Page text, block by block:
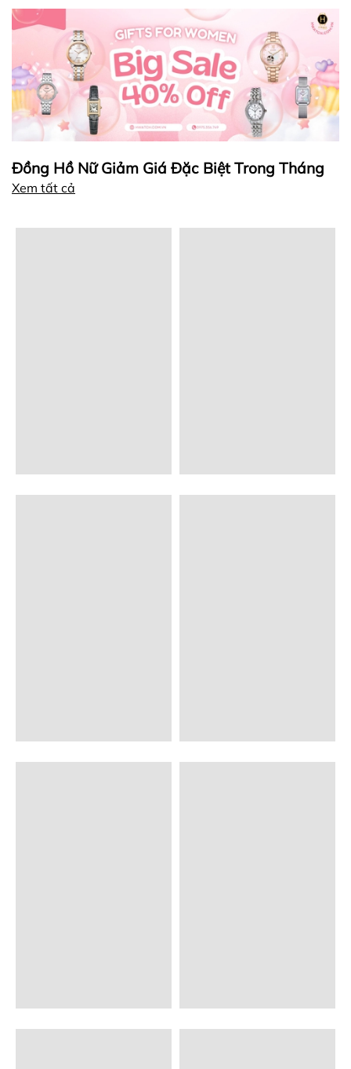
Đồng Hồ Nữ Giảm Giá Đặc Biệt Trong Tháng
Xem tất cả